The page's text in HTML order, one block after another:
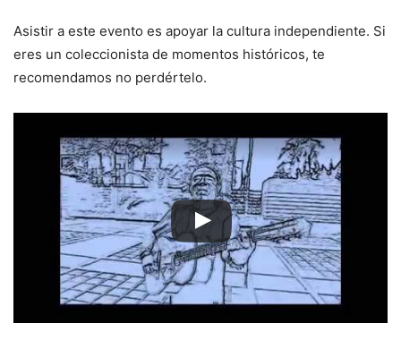
Asistir a este evento es apoyar la cultura independiente. Si
eres un coleccionista de momentos históricos, te
recomendamos no perdértelo.